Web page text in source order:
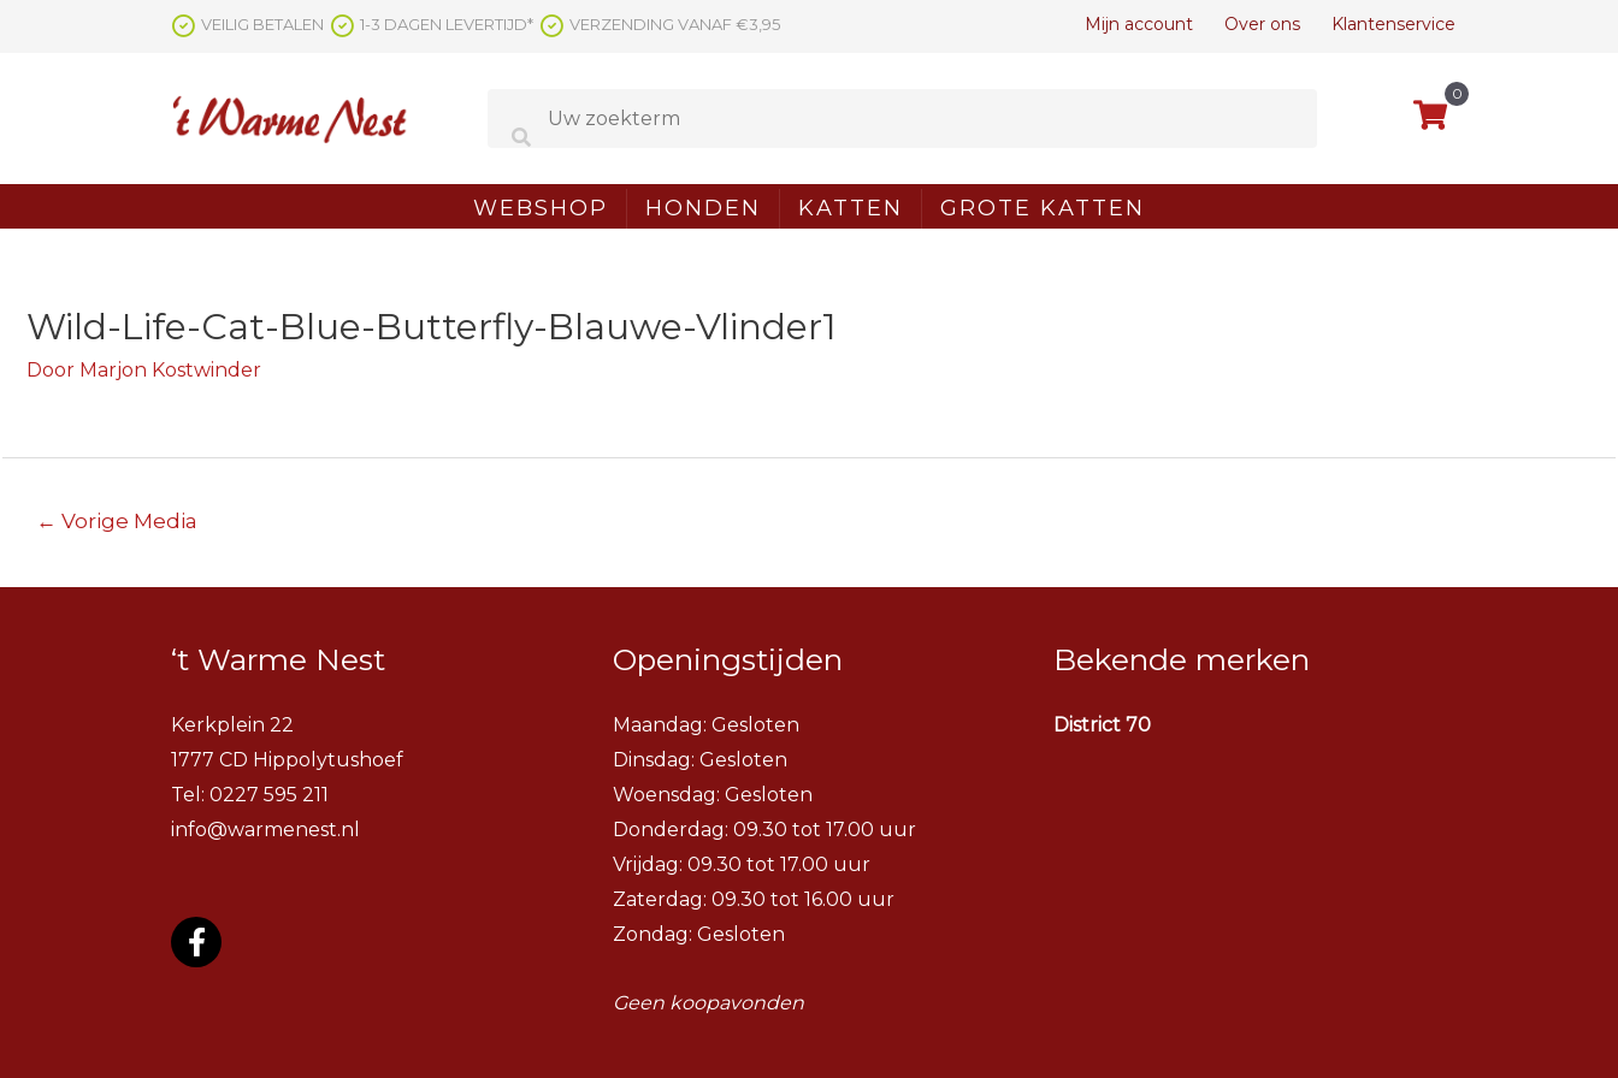
VEILIG BETALEN 1-3 DAGEN LEVERTIJD* VERZENDING VANAF €3,95 Mijn account Over ons Klantenservice
0
WEBSHOP HONDEN KATTEN GROTE KATTEN
Wild-Life-Cat-Blue-Butterfly-Blauwe-Vlinder1
Door Marjon Kostwinder
Berichtnavigatie
← Vorige Media
‘t Warme Nest
Kerkplein 22
1777 CD Hippolytushoef
Tel: 0227 595 211
info@warmenest.nl
Openingstijden
Maandag: Gesloten
Dinsdag: Gesloten
Woensdag: Gesloten
Donderdag: 09.30 tot 17.00 uur
Vrijdag: 09.30 tot 17.00 uur
Zaterdag: 09.30 tot 16.00 uur
Zondag: Gesloten
Geen koopavonden
Bekende merken
District 70